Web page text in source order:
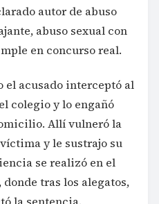
autor de abuso
abuso sexual con
en concurso real.
el acusado interceptó al
colegio y lo engañó
Allí vulneró la
y le sustrajo su
se realizó en el
tras los alegatos,